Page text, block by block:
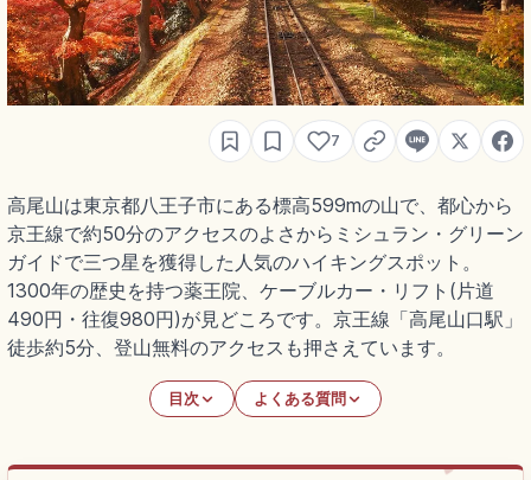
7
高尾山は東京都八王子市にある標高599mの山で、都心から
京王線で約50分のアクセスのよさからミシュラン・グリーン
ガイドで三つ星を獲得した人気のハイキングスポット。
1300年の歴史を持つ薬王院、ケーブルカー・リフト(片道
490円・往復980円)が見どころです。京王線「高尾山口駅」
徒歩約5分、登山無料のアクセスも押さえています。
目次 よくある質問